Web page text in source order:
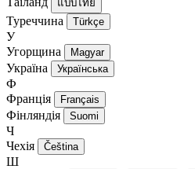
แบบไทย
Туреччина Türkçe
У
Угорщина
Magyar
Україна Українська
Ф
Франція
Français
Фінляндія Suomi
Ч
Чехія
Čeština
Ш